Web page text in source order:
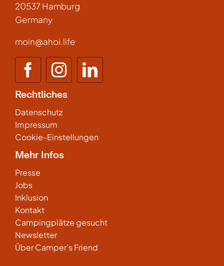
20537 Hamburg
Germany
moin@ahoi.life
Rechtliches
Datenschutz
Impressum
Cookie-Einstellungen
Mehr Infos
Presse
Jobs
Inklusion
Kontakt
Campingplätze gesucht
Newsletter
Über Camper’s Friend